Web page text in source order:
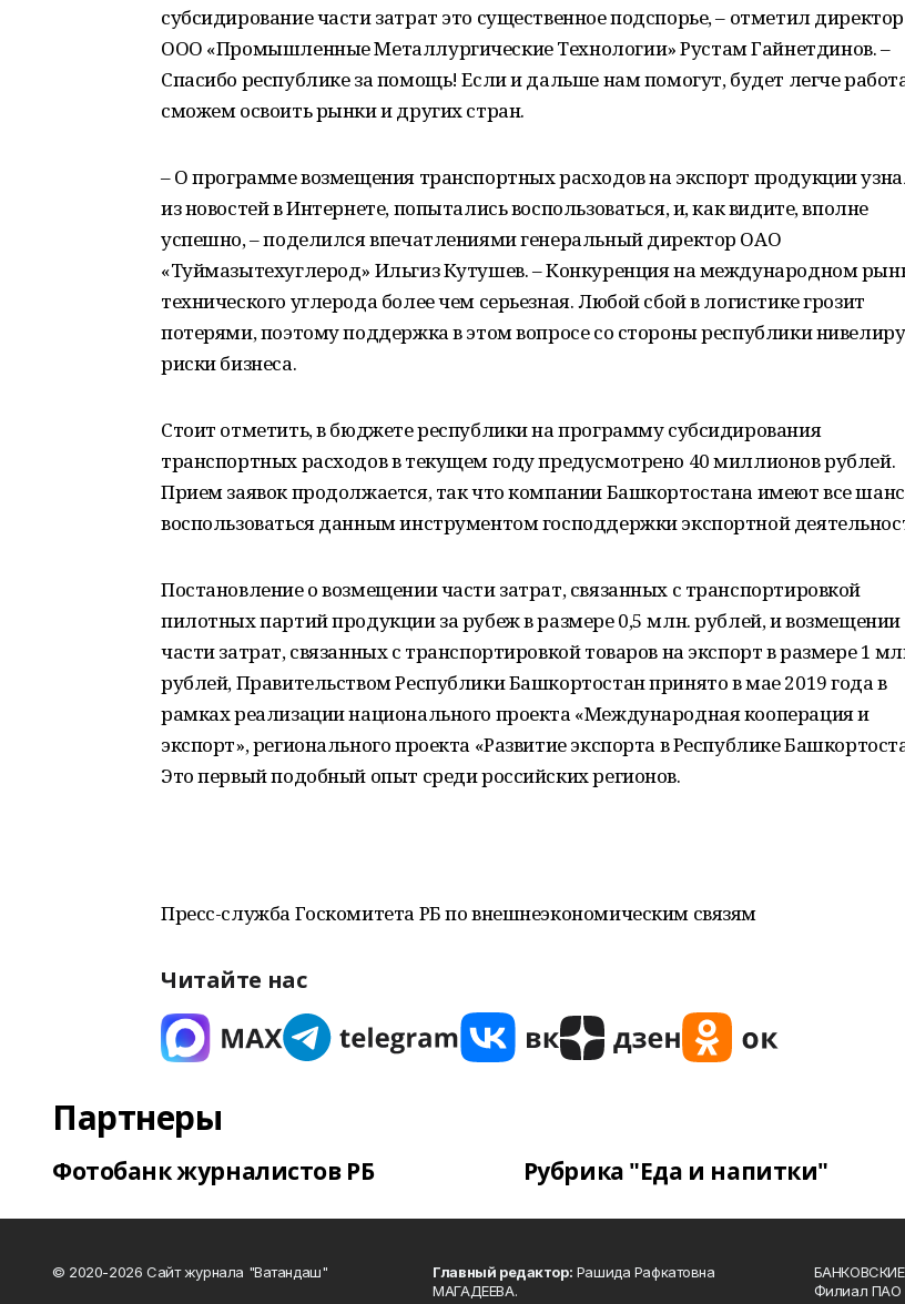
субсидирование части затрат это существенное подспорье, – отметил директор
ООО «Промышленные Металлургические Технологии» Рустам Гайнетдинов. –
Спасибо республике за помощь! Если и дальше нам помогут, будет легче
сможем освоить рынки и других стран.
– О программе возмещения транспортных расходов на экспорт продукции
из новостей в Интернете, попытались воспользоваться, и, как видите, вполне
успешно, – поделился впечатлениями генеральный директор ОАО
«Туймазытехуглерод» Ильгиз Кутушев. – Конкуренция на международном
технического углерода более чем серьезная. Любой сбой в логистике грозит
потерями, поэтому поддержка в этом вопросе со стороны республики
риски бизнеса.
Стоит отметить, в бюджете республики на программу субсидирования
транспортных расходов в текущем году предусмотрено 40 миллионов рублей.
Прием заявок продолжается, так что компании Башкортостана имеют все
воспользоваться данным инструментом господдержки экспортной
Постановление о возмещении части затрат, связанных с транспортировкой
пилотных партий продукции за рубеж в размере 0,5 млн. рублей, и возмещении
части затрат, связанных с транспортировкой товаров на экспорт в размере 1
рублей, Правительством Республики Башкортостан принято в мае 2019 года в
рамках реализации национального проекта «Международная кооперация и
экспорт», регионального проекта «Развитие экспорта в Республике
Это первый подобный опыт среди российских регионов.
Пресс-служба Госкомитета РБ по внешнеэкономическим связям
Читайте нас
Партнеры
Фотобанк журналистов РБ Рубрика "Еда и напитки"
© 2020-2026 Сайт журнала "Ватандаш" Главный редактор: Рашида Рафкатовна
МАГАДЕЕВА.
Филиал ПАО